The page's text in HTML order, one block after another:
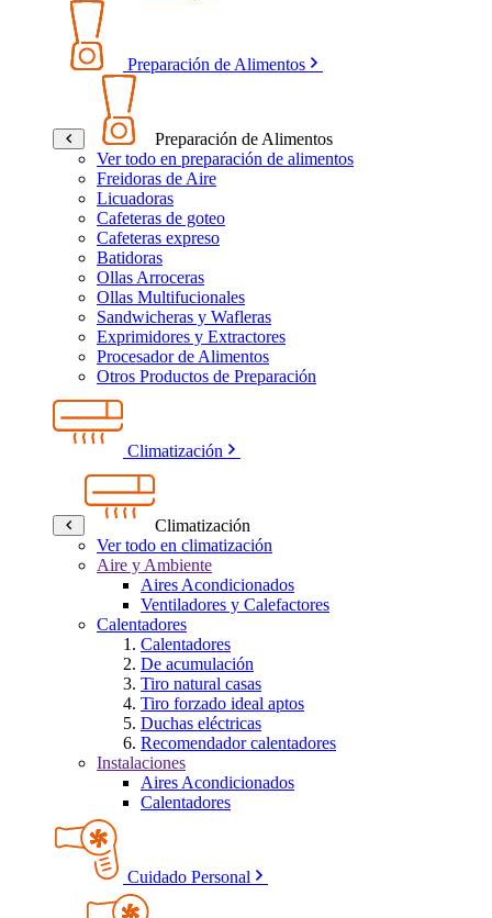
Preparación de Alimentos
Preparación de Alimentos
Ver todo en preparación de alimentos
Freidoras de Aire
Licuadoras
Cafeteras de goteo
Cafeteras expreso
Batidoras
Ollas Arroceras
Ollas Multifucionales
Sandwicheras y Wafleras
Exprimidores y Extractores
Procesador de Alimentos
Otros Productos de Preparación
Climatización
Climatización
Ver todo en climatización
Aire y Ambiente
Aires Acondicionados
Ventiladores y Calefactores
Calentadores
Calentadores
De acumulación
Tiro natural casas
Tiro forzado ideal aptos
Duchas eléctricas
Recomendador calentadores
Instalaciones
Aires Acondicionados
Calentadores
Cuidado Personal